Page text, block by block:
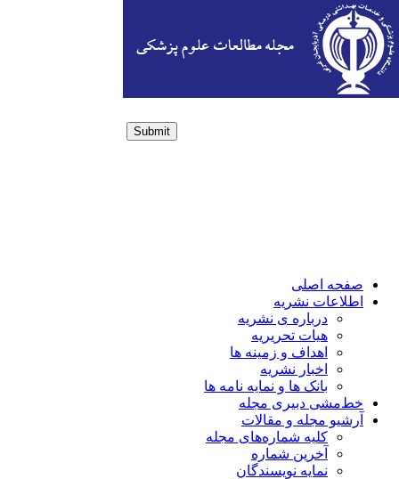
Submit
صفحه اصلی
اطلاعات نشریه
درباره ی نشریه
هیات تحریریه
اهداف و زمینه ها
اخبار نشریه
بانک ها و نمایه نامه ها
خط‌مشی دبیری مجله
آرشیو مجله و مقالات
کلیه شماره‌های مجله
آخرین شماره
نمایه نویسندگان